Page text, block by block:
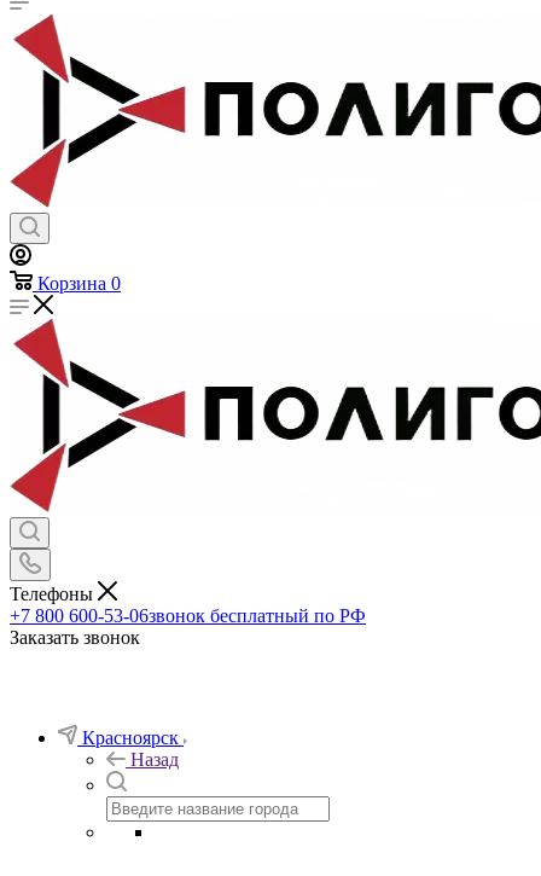
Корзина 0
Телефоны
+7 800 600-53-06звонок бесплатный по РФ
Заказать звонок
Красноярск
Назад